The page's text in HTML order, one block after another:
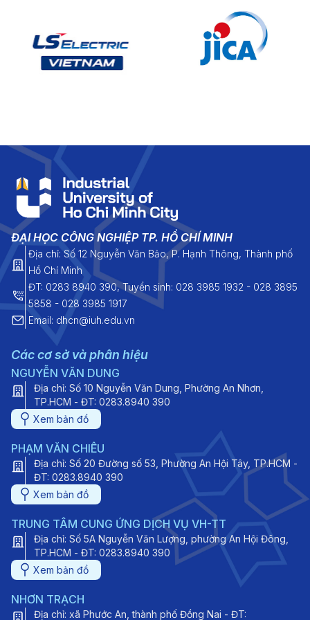
ĐẠI HỌC CÔNG NGHIỆP TP. HỒ CHÍ MINH
Địa chỉ: Số 12 Nguyễn Văn Bảo, P. Hạnh Thông, Thành phố
Hồ Chí Minh
ĐT: 0283 8940 390, Tuyển sinh: 028 3985 1932 - 028 3895
5858 - 028 3985 1917
Email: dhcn@iuh.edu.vn
Các cơ sở và phân hiệu
NGUYỄN VĂN DUNG
Địa chỉ: Số 10 Nguyễn Văn Dung, Phường An Nhơn,
TP.HCM - ĐT: 0283.8940 390
Xem bản đồ
PHẠM VĂN CHIÊU
Địa chỉ: Số 20 Đường số 53, Phường An Hội Tây, TP.HCM -
ĐT: 0283.8940 390
Xem bản đồ
TRUNG TÂM CUNG ỨNG DỊCH VỤ VH-TT
Địa chỉ: Số 5A Nguyễn Văn Lượng, phường An Hội Đông,
TP.HCM - ĐT: 0283.8940 390
Xem bản đồ
NHƠN TRẠCH
Địa chỉ: xã Phước An, thành phố Đồng Nai - ĐT: